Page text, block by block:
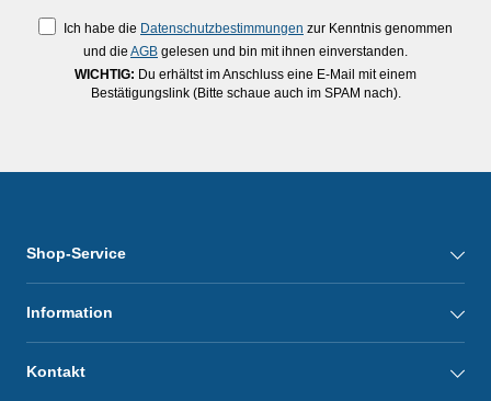
Ich habe die Datenschutzbestimmungen zur Kenntnis genommen
und die AGB gelesen und bin mit ihnen einverstanden.
WICHTIG: Du erhältst im Anschluss eine E-Mail mit einem
Bestätigungslink (Bitte schaue auch im SPAM nach).
Shop-Service
Information
Kontakt